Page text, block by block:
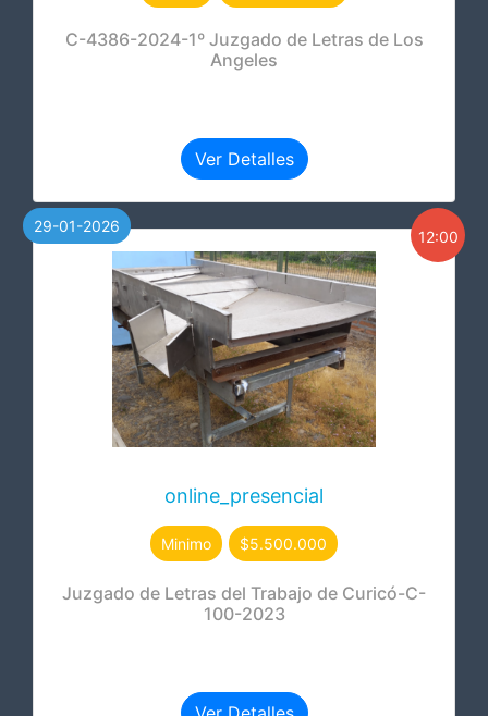
C-4386-2024-1º Juzgado de Letras de Los
Angeles
Ver Detalles
29-01-2026
12:00
online_presencial
Minimo $5.500.000
Juzgado de Letras del Trabajo de Curicó-C-
100-2023